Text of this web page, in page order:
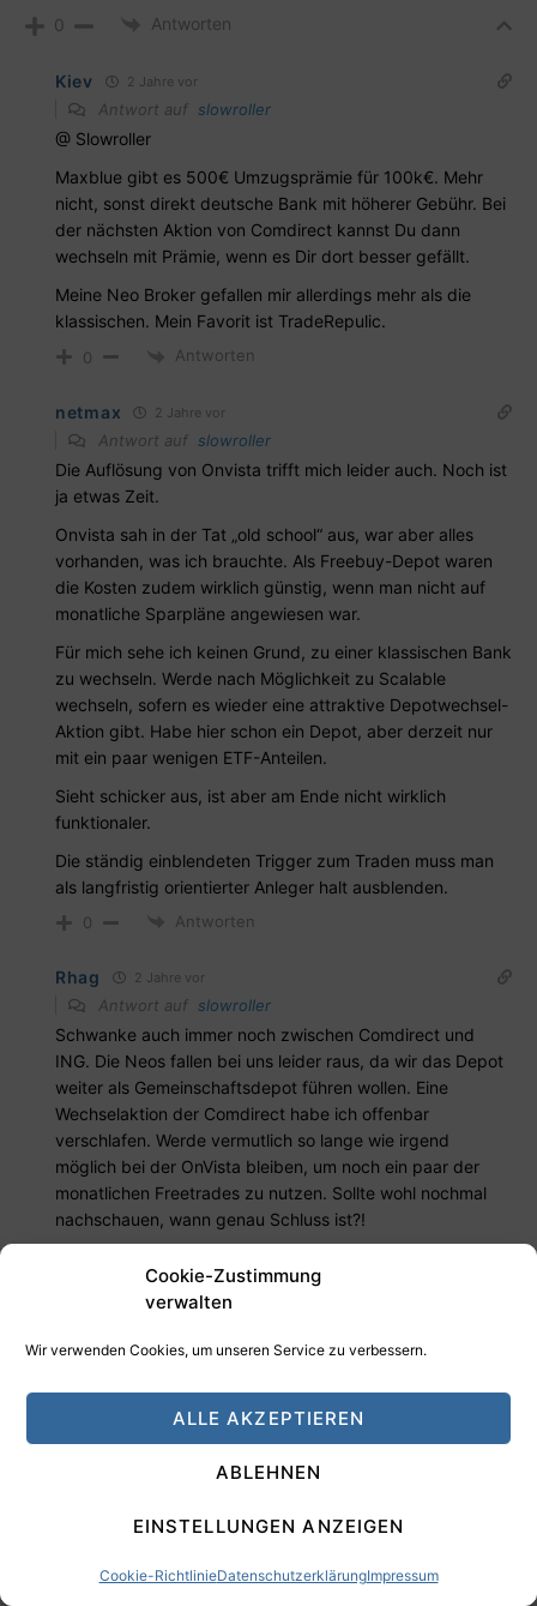
Cookie-Zustimmung
verwalten
Wir verwenden Cookies, um unseren Service zu verbessern.
ALLE AKZEPTIEREN
ABLEHNEN
EINSTELLUNGEN ANZEIGEN
Cookie-RichtlinieDatenschutzerklärungImpressum
0 Antworten
Kiev 2 Jahre vor
Antwort auf slowroller
@ Slowroller
Maxblue gibt es 500€ Umzugsprämie für 100k€. Mehr
nicht, sonst direkt deutsche Bank mit höherer Gebühr. Bei
der nächsten Aktion von Comdirect kannst Du dann
wechseln mit Prämie, wenn es Dir dort besser gefällt.
Meine Neo Broker gefallen mir allerdings mehr als die
klassischen. Mein Favorit ist TradeRepulic.
0 Antworten
netmax 2 Jahre vor
Antwort auf slowroller
Die Auflösung von Onvista trifft mich leider auch. Noch ist
ja etwas Zeit.
Onvista sah in der Tat „old school“ aus, war aber alles
vorhanden, was ich brauchte. Als Freebuy-Depot waren
die Kosten zudem wirklich günstig, wenn man nicht auf
monatliche Sparpläne angewiesen war.
Für mich sehe ich keinen Grund, zu einer klassischen Bank
zu wechseln. Werde nach Möglichkeit zu Scalable
wechseln, sofern es wieder eine attraktive Depotwechsel-
Aktion gibt. Habe hier schon ein Depot, aber derzeit nur
mit ein paar wenigen ETF-Anteilen.
Sieht schicker aus, ist aber am Ende nicht wirklich
funktionaler.
Die ständig einblendeten Trigger zum Traden muss man
als langfristig orientierter Anleger halt ausblenden.
0 Antworten
Rhag 2 Jahre vor
Antwort auf slowroller
Schwanke auch immer noch zwischen Comdirect und
ING. Die Neos fallen bei uns leider raus, da wir das Depot
weiter als Gemeinschaftsdepot führen wollen. Eine
Wechselaktion der Comdirect habe ich offenbar
verschlafen. Werde vermutlich so lange wie irgend
möglich bei der OnVista bleiben, um noch ein paar der
monatlichen Freetrades zu nutzen. Sollte wohl nochmal
nachschauen, wann genau Schluss ist?!
42sucht21 2 Jahre vor
Wenn ich recht erinnere, war die Teilnahme an der
abgelaufenen Aktion für OnVista Kunden ausgeschlossen
– da Konzernintern. Commerzbank hat nix zu
Anschaffungspreise und Steuerthemen – das Frage ich